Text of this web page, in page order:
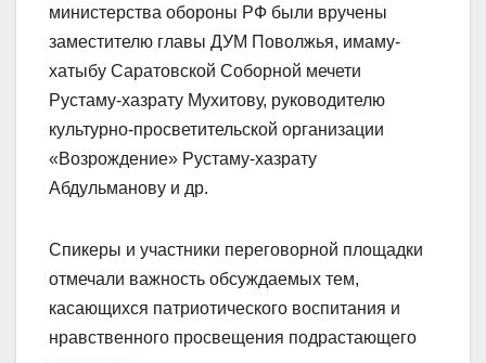
министерства обороны РФ были вручены
заместителю главы ДУМ Поволжья, имаму-
хатыбу Саратовской Соборной мечети
Рустаму-хазрату Мухитову, руководителю
культурно-просветительской организации
«Возрождение» Рустаму-хазрату
Абдульманову и др.
Спикеры и участники переговорной площадки
отмечали важность обсуждаемых тем,
касающихся патриотического воспитания и
нравственного просвещения подрастающего